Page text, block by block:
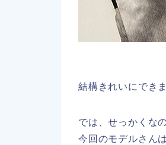
結構きれいにできま
では、せっかくな
今回のモデルさん